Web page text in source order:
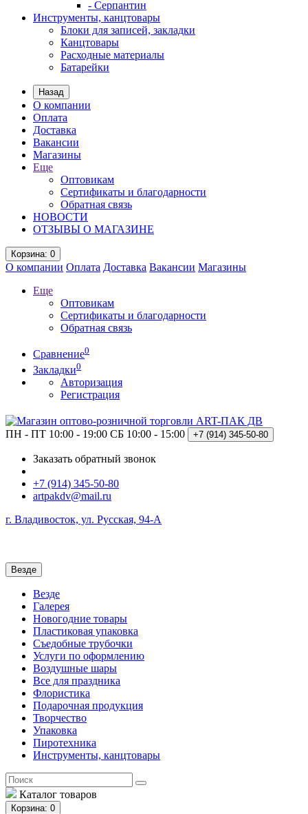
- Серпантин
Инструменты, канцтовары
Блоки для записей, закладки
Канцтовары
Расходные материалы
Батарейки
Назад
О компании
Оплата
Доставка
Вакансии
Магазины
Еще
Оптовикам
Сертификаты и благодарности
Обратная связь
НОВОСТИ
ОТЗЫВЫ О МАГАЗИНЕ
Корзина: 0
О компании Оплата Доставка Вакансии Магазины
Еще
Оптовикам
Сертификаты и благодарности
Обратная связь
Сравнение0
Закладки0
Авторизация
Регистрация
ПН - ПТ 10:00 - 19:00 СБ 10:00 - 15:00 +7 (914) 345-50-80
Заказать обратный звонок
+7 (914) 345-50-80
artpakdv@mail.ru
г. Владивосток, ул. Русская, 94-А
Везде
Везде
Галерея
Новогодние товары
Пластиковая упаковка
Съедобные трубочки
Услуги по оформлению
Воздушные шары
Все для праздника
Флористика
Подарочная продукция
Творчество
Упаковка
Пиротехника
Инструменты, канцтовары
Каталог товаров
Корзина: 0